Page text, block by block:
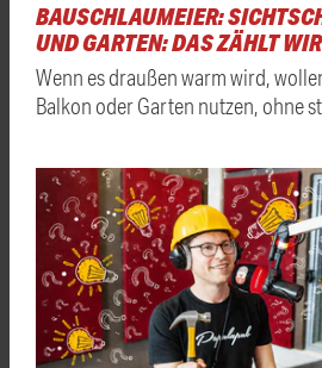
BAUSCHLAUMEIER:
UND GARTEN: DAS ZÄHLT
Wenn es draußen warm wird,
Balkon oder Garten nutzen, ohne